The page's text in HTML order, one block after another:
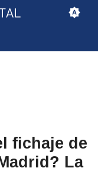
fichaje de
La